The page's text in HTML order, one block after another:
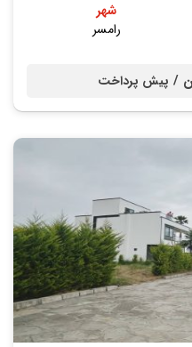
شهر
رامسر
پیش پرداخت